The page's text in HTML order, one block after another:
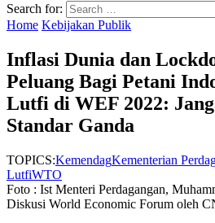
Search for:
Home Kebijakan Publik
Inflasi Dunia dan
Peluang Bagi Petani
Lutfi di WEF 2022:
Standar Ganda
TOPICS:KemendagKementerian
LutfiWTO
Foto : Ist Menteri Perdagangan,
Diskusi World Economic Forum oleh